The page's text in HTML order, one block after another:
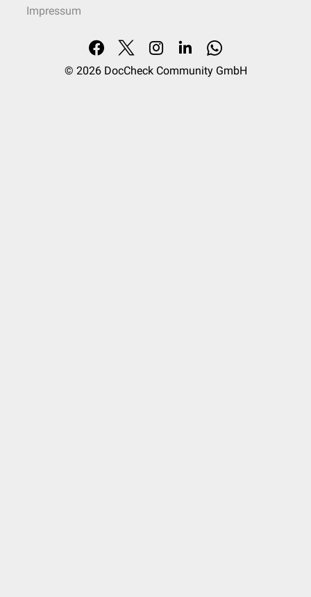
Impressum
© 2026 DocCheck Community GmbH